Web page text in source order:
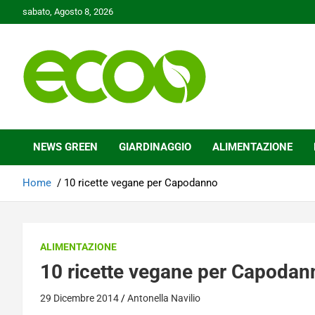
to
sabato, Agosto 8, 2026
Ecoo.it
NEWS GREEN GIARDINAGGIO ALIMENTAZIONE
Home 10 ricette vegane per Capodanno
ALIMENTAZIONE
10 ricette vegane per
29 Dicembre 2014 Antonella Navilio